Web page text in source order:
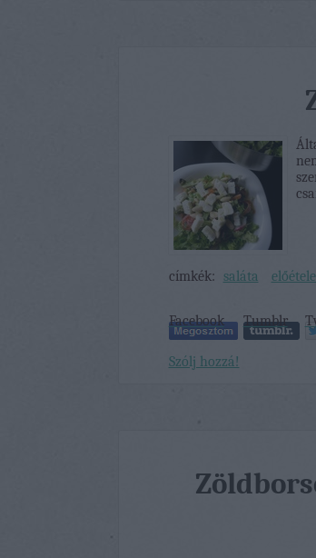
címkék: saláta
Facebook Tumblr
Szólj hozzá!